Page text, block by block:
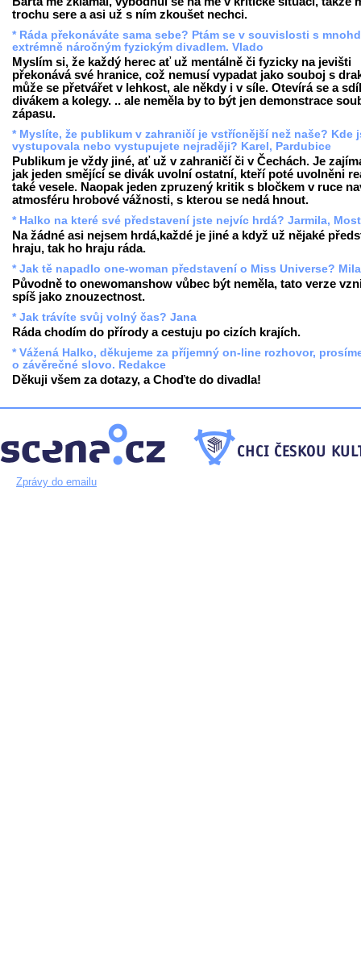
trochu sere a asi už s ním zkoušet nechci.
* Ráda překonáváte sama sebe? Ptám se v souvislosti s
extrémně náročným fyzickým divadlem. Vlado
Myslím si, že každý herec ať už mentálně či fyzicky na jevišti
překonává své hranice, což nemusí vypadat jako souboj s
může se přetvářet v lehkost, ale někdy i v síle. Otevírá se a
divákem a kolegy. .. ale neměla by to být jen demonstrace
zápasu.
* Myslíte, že publikum v zahraničí je vstřícnější než naše? Kde
vystupovala nebo vystupujete nejraději? Karel, Pardubice
Publikum je vždy jiné, ať už v zahraničí či v Čechách. Je
jak jeden smějící se divák uvolní ostatní, kteří poté uvolněni
také vesele. Naopak jeden zpruzený kritik s bločkem v ruce
atmosféru hrobové vážnosti, s kterou se nedá hnout.
* Halko na které své představení jste nejvíc hrdá? Jarmila, Most
Na žádné asi nejsem hrdá,každé je jiné a když už nějaké
hraju, tak ho hraju ráda.
* Jak tě napadlo one-woman představení o Miss Universe?
Původně to onewomanshow vůbec být neměla, tato verze
spíš jako znouzectnost.
* Jak trávíte svůj volný čas? Jana
Ráda chodím do přírody a cestuju po cizích krajích.
* Vážená Halko, děkujeme za příjemný on-line rozhovor,
o závěrečné slovo. Redakce
Děkuji všem za dotazy, a Choďte do divadla!
Zprávy do emailu